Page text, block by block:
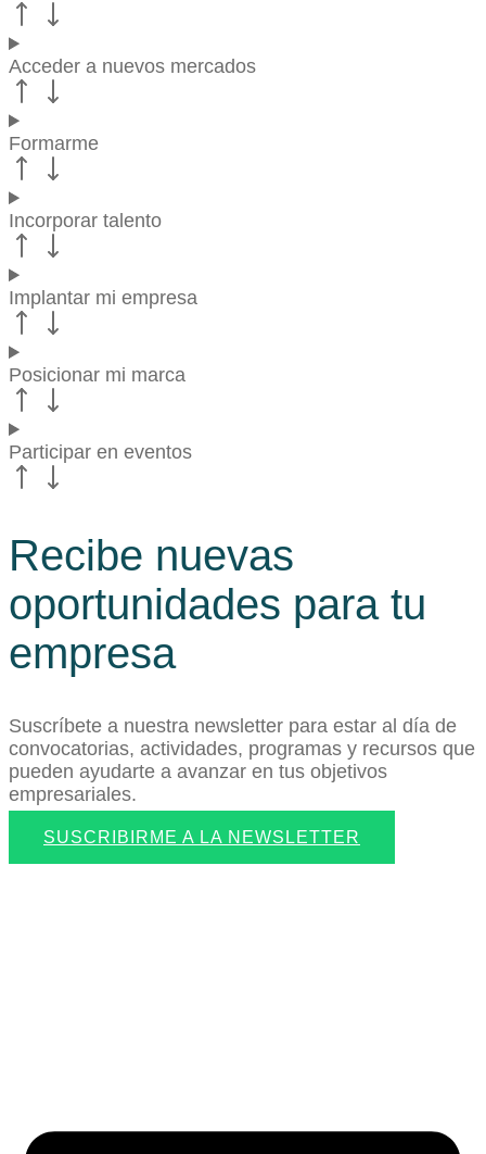
Acceder a nuevos mercados
Formarme
Incorporar talento
Implantar mi empresa
Posicionar mi marca
Participar en eventos
Recibe nuevas
oportunidades para tu
empresa
Suscríbete a nuestra newsletter para estar al día de
convocatorias, actividades, programas y recursos que
pueden ayudarte a avanzar en tus objetivos
empresariales.
SUSCRIBIRME A LA NEWSLETTER